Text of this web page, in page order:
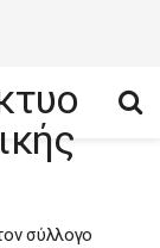
σύλλογο